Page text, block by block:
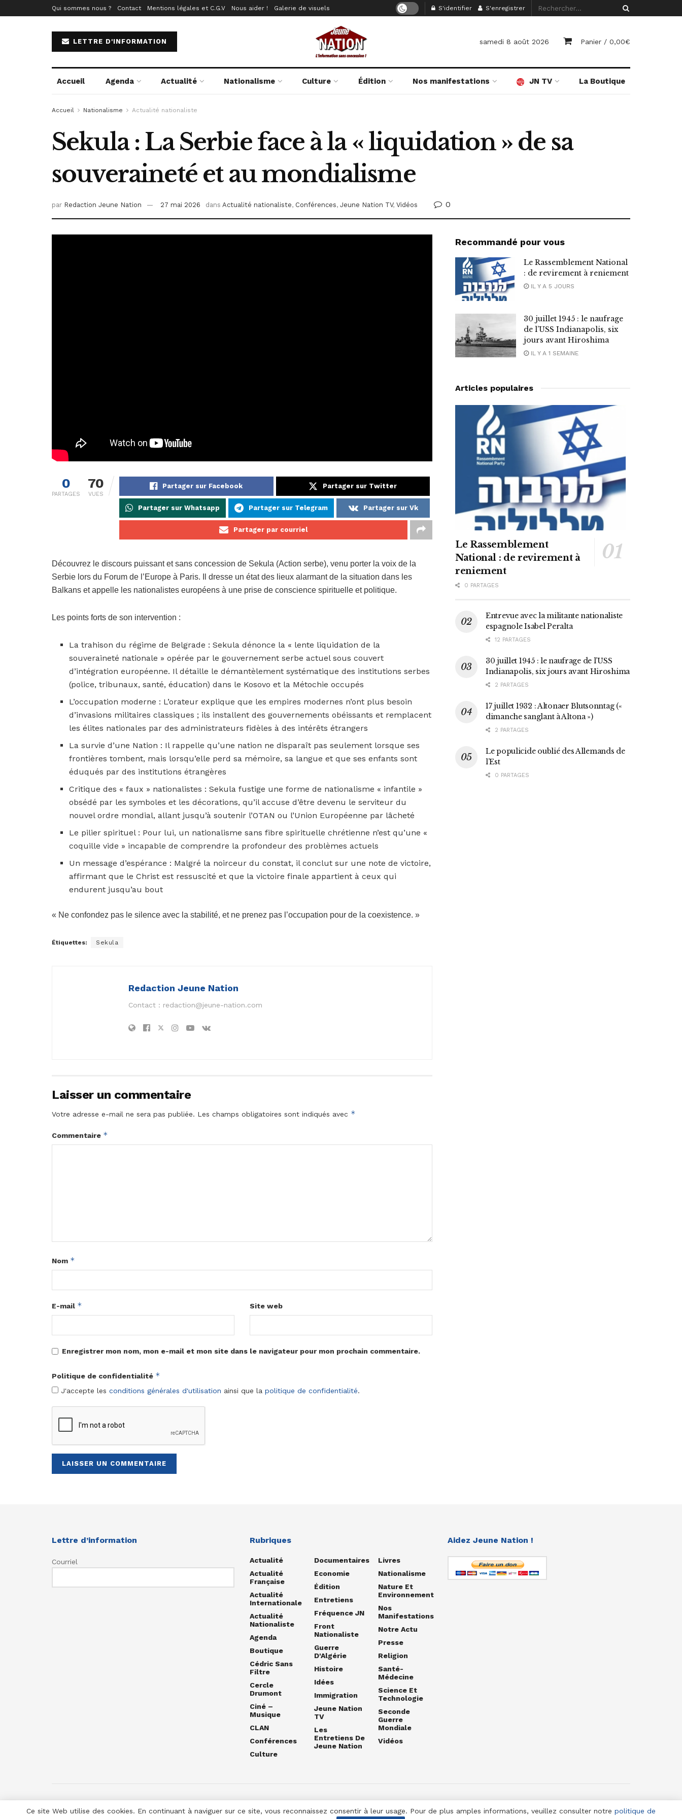
Qui sommes nous ? Contact Mentions légales et C.G.V Nous aider ! Galerie de visuels S'identifier S'enregistrer
LETTRE D'INFORMATION samedi 8 août 2026 Panier / 0,00€
Accueil Agenda Actualité Nationalisme Culture Édition Nos manifestations JN TV La Boutique
Accueil Nationalisme Actualité nationaliste
Sekula : La Serbie face à la « liquidation » de sa
souveraineté et au mondialisme
par Redaction Jeune Nation 27 mai 2026 dans Actualité nationaliste, Conférences, Jeune Nation TV, Vidéos 0
0
PARTAGES
70
VUES
Partager sur Facebook Partager sur Twitter
Partager sur Whatsapp Partager sur Telegram Partager sur Vk
Partager par courriel
Découvrez le discours puissant et sans concession de Sekula (Action serbe), venu porter la voix de la
Serbie lors du Forum de l’Europe à Paris. Il dresse un état des lieux alarmant de la situation dans les
Balkans et appelle les nationalistes européens à une prise de conscience spirituelle et politique.
Les points forts de son intervention :
La trahison du régime de Belgrade : Sekula dénonce la « lente liquidation de la
souveraineté nationale » opérée par le gouvernement serbe actuel sous couvert
d’intégration européenne. Il détaille le démantèlement systématique des institutions serbes
(police, tribunaux, santé, éducation) dans le Kosovo et la Métochie occupés
L’occupation moderne : L’orateur explique que les empires modernes n’ont plus besoin
d’invasions militaires classiques ; ils installent des gouvernements obéissants et remplacent
les élites nationales par des administrateurs fidèles à des intérêts étrangers
La survie d’une Nation : Il rappelle qu’une nation ne disparaît pas seulement lorsque ses
frontières tombent, mais lorsqu’elle perd sa mémoire, sa langue et que ses enfants sont
éduqués par des institutions étrangères
Critique des « faux » nationalistes : Sekula fustige une forme de nationalisme « infantile »
obsédé par les symboles et les décorations, qu’il accuse d’être devenu le serviteur du
nouvel ordre mondial, allant jusqu’à soutenir l’OTAN ou l’Union Européenne par lâcheté
Le pilier spirituel : Pour lui, un nationalisme sans fibre spirituelle chrétienne n’est qu’une «
coquille vide » incapable de comprendre la profondeur des problèmes actuels
Un message d’espérance : Malgré la noirceur du constat, il conclut sur une note de victoire,
affirmant que le Christ est ressuscité et que la victoire finale appartient à ceux qui
endurent jusqu’au bout
« Ne confondez pas le silence avec la stabilité, et ne prenez pas l’occupation pour de la coexistence. »
Étiquettes: Sekula
Redaction Jeune Nation
Contact : redaction@jeune-nation.com
Laisser un commentaire
Votre adresse e-mail ne sera pas publiée. Les champs obligatoires sont indiqués avec *
Commentaire *
Nom *
E-mail * Site web
Enregistrer mon nom, mon e-mail et mon site dans le navigateur pour mon prochain commentaire.
Politique de confidentialité *
J'accepte les conditions générales d'utilisation ainsi que la politique de confidentialité.
Recommandé pour vous
Le Rassemblement National
: de revirement à reniement
IL Y A 5 JOURS
30 juillet 1945 : le naufrage
de l’USS Indianapolis, six
jours avant Hiroshima
IL Y A 1 SEMAINE
Articles populaires
Le Rassemblement
National : de revirement à
reniement
0 PARTAGES
Entrevue avec la militante nationaliste
espagnole Isabel Peralta
12 PARTAGES
30 juillet 1945 : le naufrage de l’USS
Indianapolis, six jours avant Hiroshima
2 PARTAGES
17 juillet 1932 : Altonaer Blutsonntag («
dimanche sanglant à Altona »)
2 PARTAGES
Le populicide oublié des Allemands de
l’Est
0 PARTAGES
Lettre d’information
Courriel
Rubriques
Actualité
Actualité
Française
Actualité
Internationale
Actualité
Nationaliste
Agenda
Boutique
Cédric Sans
Filtre
Cercle
Drumont
Ciné –
Musique
CLAN
Conférences
Culture
Documentaires
Economie
Édition
Entretiens
Fréquence JN
Front
Nationaliste
Guerre
D'Algérie
Histoire
Idées
Immigration
Jeune Nation
TV
Les
Entretiens De
Jeune Nation
Livres
Nationalisme
Nature Et
Environnement
Nos
Manifestations
Notre Actu
Presse
Religion
Santé-
Médecine
Science Et
Technologie
Seconde
Guerre
Mondiale
Vidéos
Aidez Jeune Nation !
Ce site Web utilise des cookies. En continuant à naviguer sur ce site, vous reconnaissez consentir à leur usage. Pour de plus amples informations, veuillez consulter notre politique de